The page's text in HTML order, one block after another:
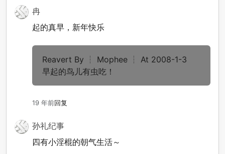
冉
起的真早，新年快乐
Reavert By ┆ Mophee ┆ At 2008-1-3
早起的鸟儿有虫吃！
19 年前回复
孙礼纪事
四有小淫棍的朝气生活～